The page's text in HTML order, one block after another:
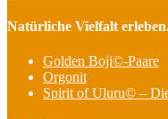
nach:
Natürliche Vielfalt
Golden Boji©-Paare
Orgonit
Spirit of Uluru© –